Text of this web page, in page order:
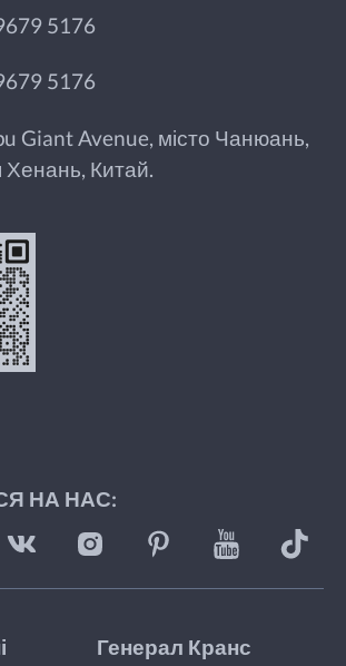
5176
5176
Giant Avenue, місто Чанюань,
Хенань, Китай.
НА НАС:
Генерал Кранс